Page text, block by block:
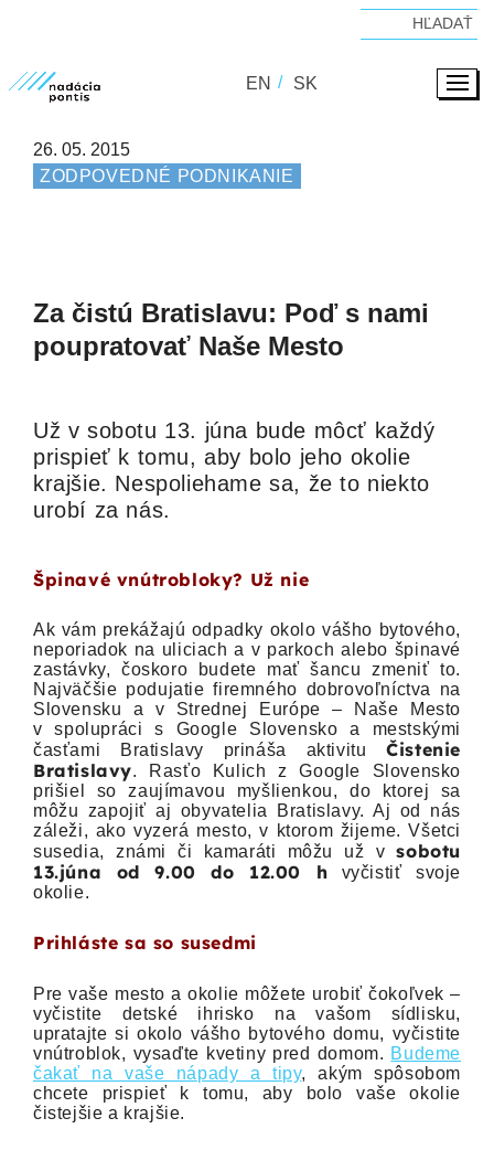
EN SK
26. 05. 2015
ZODPOVEDNÉ PODNIKANIE
Za čistú Bratislavu: Poď s nami
poupratovať Naše Mesto
Už v sobotu 13. júna bude môcť každý
prispieť k tomu, aby bolo jeho okolie
krajšie. Nespoliehame sa, že to niekto
urobí za nás.
Špinavé vnútrobloky? Už nie
Ak vám prekážajú odpadky okolo vášho bytového,
neporiadok na uliciach a v parkoch alebo špinavé
zastávky, čoskoro budete mať šancu zmeniť to.
Najväčšie podujatie firemného dobrovoľníctva na
Slovensku a v Strednej Európe – Naše Mesto
v spolupráci s Google Slovensko a mestskými
časťami Bratislavy prináša aktivituČistenie
Bratislavy. Rasťo Kulich z Google Slovensko
prišiel so zaujímavou myšlienkou, do ktorej sa
môžu zapojiť aj obyvatelia Bratislavy. Aj od nás
záleži, ako vyzerá mesto, v ktorom žijeme. Všetci
susedia, známi či kamaráti môžu už vsobotu
13.júna od 9.00 do 12.00 h vyčistiť svoje
okolie.
Prihláste sa so susedmi
Pre vaše mesto a okolie môžete urobiť čokoľvek –
vyčistite detské ihrisko na vašom sídlisku,
upratajte si okolo vášho bytového domu, vyčistite
vnútroblok, vysaďte kvetiny pred domom. Budeme
čakať na vaše nápady a tipy, akým spôsobom
chcete prispieť k tomu, aby bolo vaše okolie
čistejšie a krajšie.